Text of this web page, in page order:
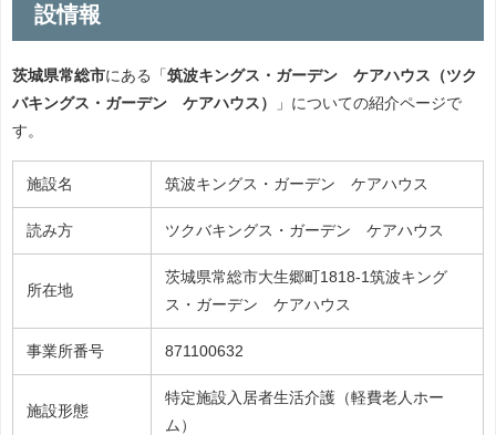
設情報
茨城県常総市にある「 筑波キングス・ガーデン ケアハウス（ツク
バキングス・ガーデン ケアハウス）
」についての紹介ページで
す。
施設名 筑波キングス・ガーデン ケアハウス
読み方 ツクバキングス・ガーデン ケアハウス
所在地
茨城県常総市大生郷町1818-1筑波キング
ス・ガーデン ケアハウス
事業所番号 871100632
施設形態
特定施設入居者生活介護（軽費老人ホー
ム）